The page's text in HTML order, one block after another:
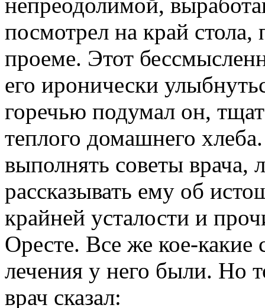
посмотрел на край
проеме. Этот
его иронически
горечью подумал он,
теплого домашнего
выполнять советы врача,
рассказывать ему об
крайней усталости и
Оресте. Все же кое-
лечения у него были. Но
врач сказал: